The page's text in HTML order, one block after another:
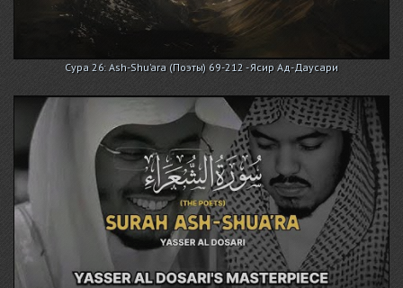
Сура 26: Ash-Shu'ara (Поэты) 69-212 - Ясир Ад-Даусари